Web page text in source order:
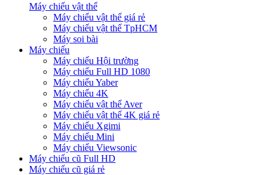
Máy chiếu vật thể
Máy chiếu vật thể giá rẻ
Máy chiếu vật thể TpHCM
Máy soi bài
Máy chiếu
Máy chiếu Hội trường
Máy chiếu Full HD 1080
Máy chiếu Yaber
Máy chiếu 4K
Máy chiếu vật thể Aver
Máy chiếu vật thể 4K giá rẻ
Máy chiếu Xgimi
Máy chiếu Mini
Máy chiếu Viewsonic
Máy chiếu cũ Full HD
Máy chiếu cũ giá rẻ